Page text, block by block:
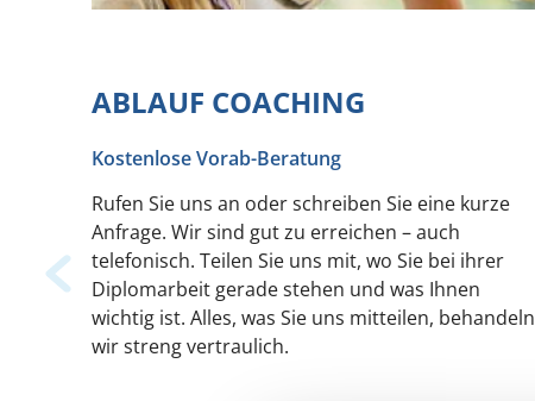
ABLAUF COACHING
Kostenlose Vorab-Beratung
Rufen Sie uns an oder schreiben Sie eine kurze
Anfrage. Wir sind gut zu erreichen – auch
telefonisch. Teilen Sie uns mit, wo Sie bei ihrer
Diplomarbeit gerade stehen und was Ihnen
wichtig ist. Alles, was Sie uns mitteilen, behandeln
wir streng vertraulich.